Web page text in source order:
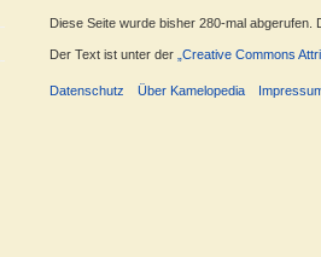
Diese Seite wurde bisher 280-mal abgerufen.
Der Text ist unter der „Creative Commons
Datenschutz Über Kamelopedia